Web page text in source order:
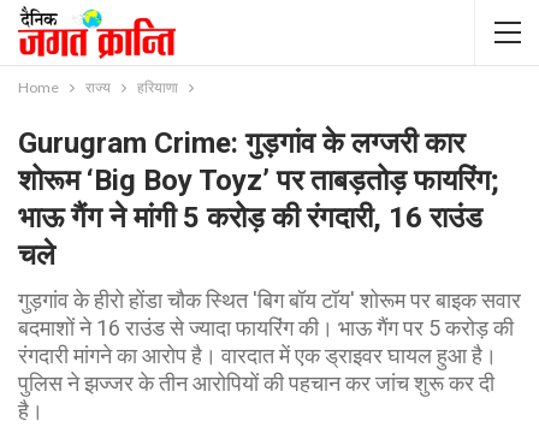
Home राज्य हरियाणा
Gurugram Crime: गुड़गांव के लग्जरी कार
शोरूम ‘Big Boy Toyz’ पर ताबड़तोड़ फायरिंग;
भाऊ गैंग ने मांगी 5 करोड़ की रंगदारी, 16 राउंड
चले
गुड़गांव के हीरो होंडा चौक स्थित 'बिग बॉय टॉय' शोरूम पर बाइक सवार
बदमाशों ने 16 राउंड से ज्यादा फायरिंग की। भाऊ गैंग पर 5 करोड़ की
रंगदारी मांगने का आरोप है। वारदात में एक ड्राइवर घायल हुआ है।
पुलिस ने झज्जर के तीन आरोपियों की पहचान कर जांच शुरू कर दी
है।